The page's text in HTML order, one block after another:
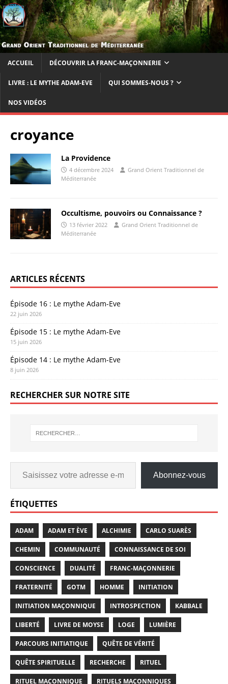
ACCUEIL DÉCOUVRIR LA FRANC-MAÇONNERIE
LIVRE : LE MYTHE ADAM-EVE QUI SOMMES-NOUS ?
NOS VIDÉOS
croyance
La Providence
4 décembre 2024
Grand Orient Traditionnel de
Méditerranée
Occultisme, pouvoirs ou Connaissance ?
13 février 2022
Grand Orient Traditionnel de
Méditerranée
ARTICLES RÉCENTS
Épisode 16 : Le mythe Adam-Eve
22 juin 2026
Épisode 15 : Le mythe Adam-Eve
15 juin 2026
Épisode 14 : Le mythe Adam-Eve
8 juin 2026
RECHERCHER SUR NOTRE SITE
Abonnez-vous
ÉTIQUETTES
ADAM ADAM ET ÈVE ALCHIMIE CARLO SUARÈS
CHEMIN COMMUNAUTÉ CONNAISSANCE DE SOI
CONSCIENCE DUALITÉ FRANC-MAÇONNERIE
FRATERNITÉ GOTM HOMME INITIATION
INITIATION MAÇONNIQUE INTROSPECTION KABBALE
LIBERTÉ LIVRE DE MOYSE LOGE LUMIÈRE
PARCOURS INITIATIQUE QUÊTE DE VÉRITÉ
QUÊTE SPIRITUELLE RECHERCHE RITUEL
RITUEL MAÇONNIQUE RITUELS MAÇONNIQUES